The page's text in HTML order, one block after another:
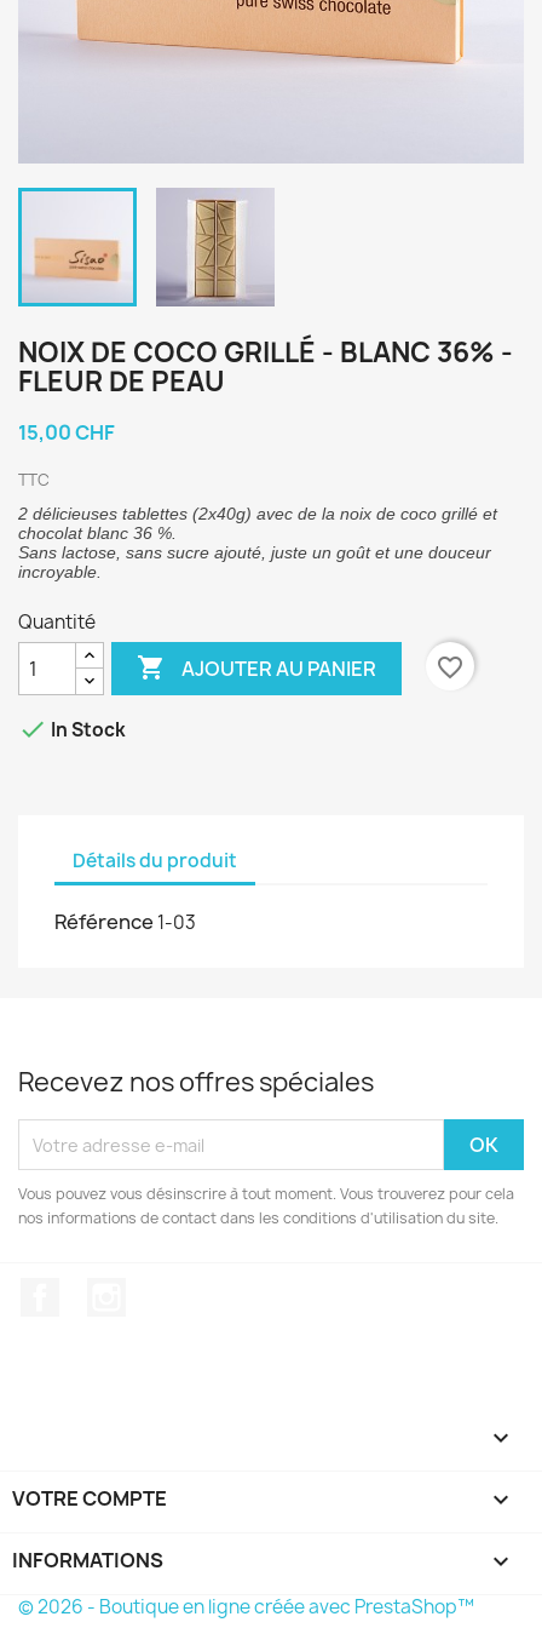
NOIX DE COCO GRILLÉ - BLANC 36% -
FLEUR DE PEAU
15,00 CHF
TTC
2 délicieuses tablettes (2x40g) avec de la noix de coco grillé et
chocolat blanc 36 %.
Sans lactose, sans sucre ajouté, juste un goût et une douceur
incroyable.
Quantité
 AJOUTER AU PANIER favorite_border
 In Stock
Détails du produit
Référence 1-03
Recevez nos offres spéciales
Vous pouvez vous désinscrire à tout moment. Vous trouverez pour cela
nos informations de contact dans les conditions d'utilisation du site.

VOTRE COMPTE 
INFORMATIONS keyboard_arrow_down
© 2026 - Boutique en ligne créée avec PrestaShop™